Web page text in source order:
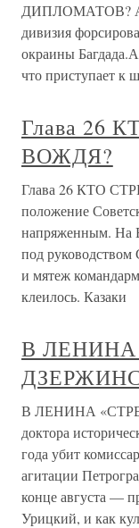
ДИПЛОМАТОВ?
дивизия
окраины
что приступает к
Глава 26
ВОЖДЯ?
Глава 26 КТО
положение
напряженным. На
под руководством
и мятеж
клеилось. Казаки
В ЛЕНИНА
В ЛЕНИНА
доктора
года убит
агитации
конце августа —
Урицкий, и как